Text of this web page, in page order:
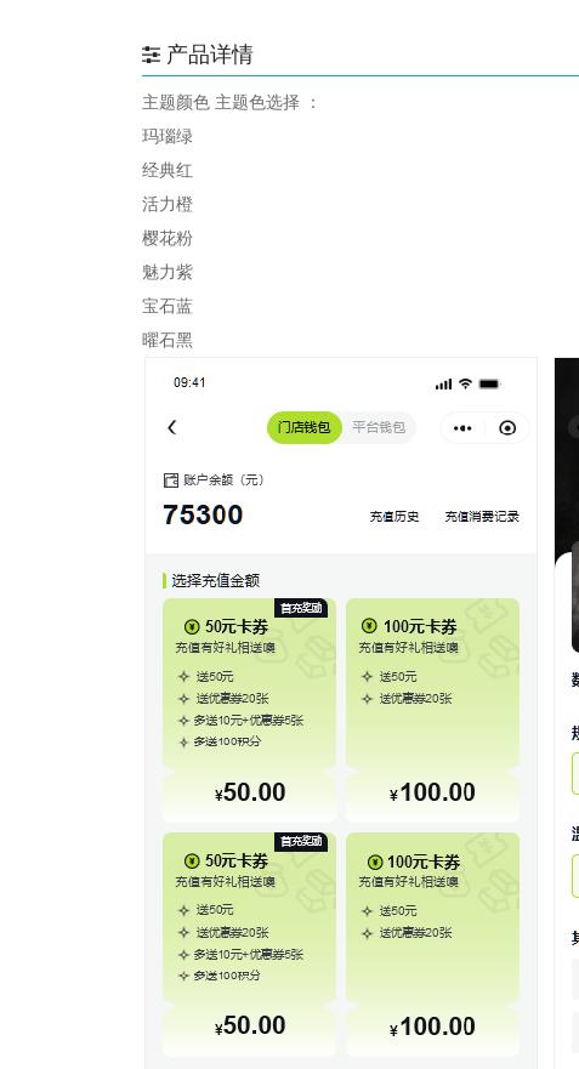
产品详情
主题颜色 主题色选择 ：
玛瑙绿
经典红
活力橙
樱花粉
魅力紫
宝石蓝
曜石黑